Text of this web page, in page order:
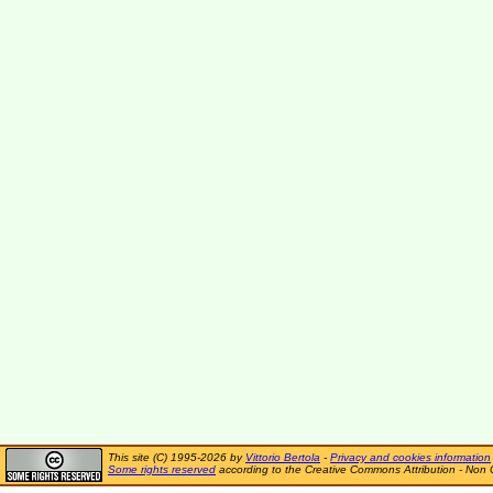
This site (C) 1995-2026 by Vittorio Bertola - Privacy and cookies information
Some rights reserved according to the Creative Commons Attribution - Non